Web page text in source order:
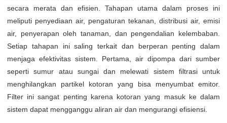
secara merata dan efisien. Tahapan utama dalam proses ini
meliputi penyediaan air, pengaturan tekanan, distribusi air, emisi
air, penyerapan oleh tanaman, dan pengendalian kelembaban.
Setiap tahapan ini saling terkait dan berperan penting dalam
menjaga efektivitas sistem. Pertama, air dipompa dari sumber
seperti sumur atau sungai dan melewati sistem filtrasi untuk
menghilangkan partikel kotoran yang bisa menyumbat emitor.
Filter ini sangat penting karena kotoran yang masuk ke dalam
sistem dapat mengganggu aliran air dan mengurangi efisiensi.